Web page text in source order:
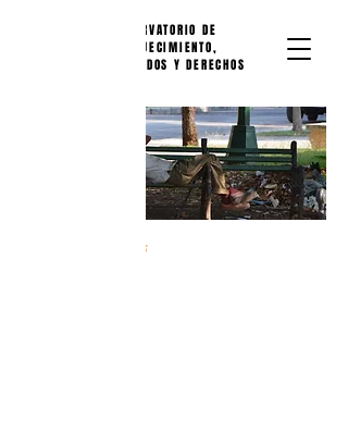
OBSERVATORIO DE
ENVEJECIMIENTO,
CUIDADOS Y DERECHOS
26 de mayo de 2023